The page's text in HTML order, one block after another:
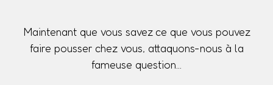
Maintenant que vous savez ce que vous pouvez
faire pousser chez vous, attaquons-nous à la
fameuse question...